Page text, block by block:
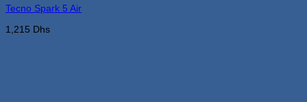
Tecno Spark 5 Air
1,215 Dhs